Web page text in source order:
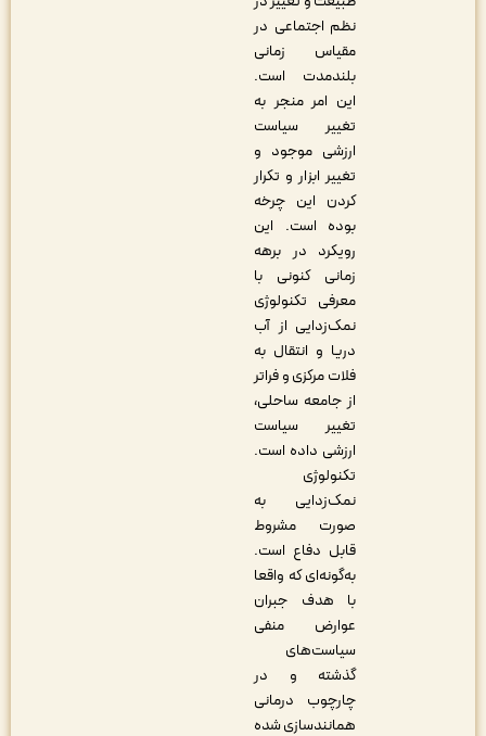
نظم اجتماعی در
مقیاس زمانی
بلندمدت است.
این امر منجر به
تغییر سیاست
ارزشی موجود و
تغییر ابزار و تکرار
کردن این چرخه
بوده است. این
رویکرد در برهه
زمانی کنونی با
معرفی تکنولوژی
نمک‌زدایی از آب
دریا و انتقال به
فلات مرکزی و فراتر
از جامعه ساحلی،
تغییر سیاست
ارزشی داده است.
تکنولوژی
نمک‌زدایی به
صورت مشروط
قابل دفاع است.
به‌گونه‌ای که واقعا
با هدف جبران
عوارض منفی
سیاست‌های
گذشته و در
چارچوب درمانی
همانندسازی ‌شده